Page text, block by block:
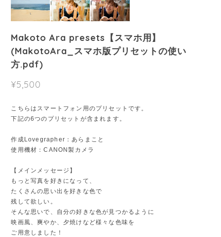
Makoto Ara presets【スマホ用】
(MakotoAra_スマホ版プリセットの使い
方.pdf)
¥5,500
こちらはスマートフォン用のプリセットです。
下記の6つのプリセットが含まれます。
作成Lovegrapher：あらまこと
使用機材：CANON製カメラ
【メインメッセージ】
もっと写真を好きになって、
たくさんの思い出を好きな色で
残して欲しい。
そんな思いで、自分の好きな色が見つかるように
映画風、爽やか、夕焼けなど様々な色味を
ご用意しました！